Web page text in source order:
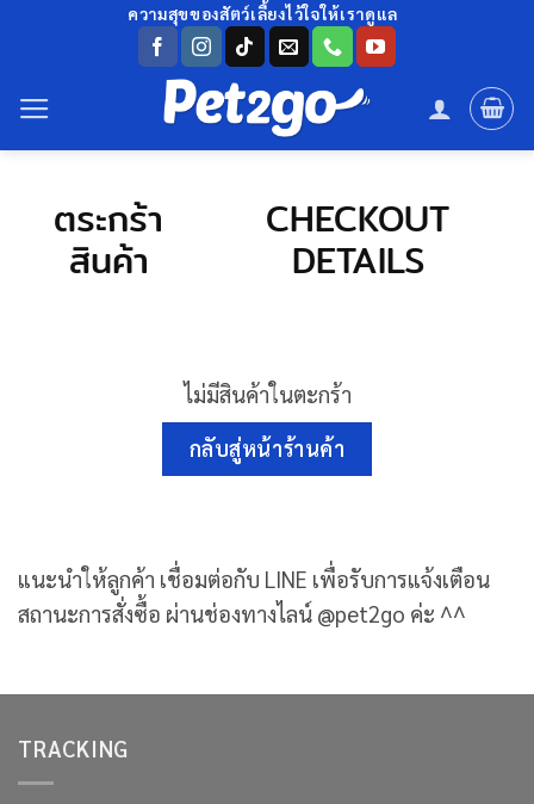
เนื้อหา
ความสุขของสัตว์เลี้ยงไว้ใจให้เราดูแล
ตระกร้า
สินค้า
CHECKOUT
DETAILS
ไม่มีสินค้าในตะกร้า
กลับสู่หน้าร้านค้า
แนะนำให้ลูกค้า เชื่อมต่อกับ LINE เพื่อรับการแจ้งเตือน
สถานะการสั่งซื้อ ผ่านช่องทางไลน์ @pet2go ค่ะ ^^
TRACKING